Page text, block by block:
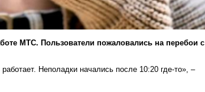
МТС. Пользователи пожаловались на перебои с
Неполадки начались после 10:20 где-то», –